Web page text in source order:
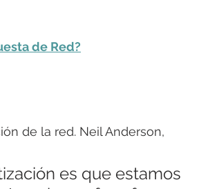
de Red?
de la red. Neil Anderson,
es que estamos